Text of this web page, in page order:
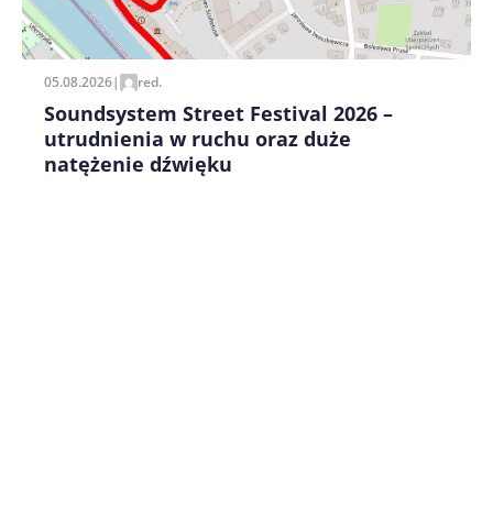
pisania kolejnych komentarzy.
05.08.2026| red.
Soundsystem Street Festival 2026 –
utrudnienia w ruchu oraz duże
natężenie dźwięku